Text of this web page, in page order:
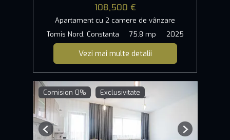
108,500 €
Apartament cu 2 camere de vânzare
Tomis Nord, Constanta
75.8 mp 2025
Vezi mai multe detalii
Comision 0% Exclusivitate
Previous Next